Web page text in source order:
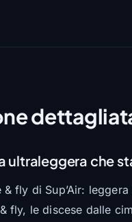
ultraleggera che
& fly di Sup’Air:
fly, le discese dalle